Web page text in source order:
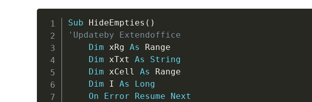
Sub HideEmpties ( )
'Updateby Extendoffice
Dim xRg As Range
Dim xTxt As
String
Dim xCell As Range
Dim I As
Long
On
Error Resume
Next